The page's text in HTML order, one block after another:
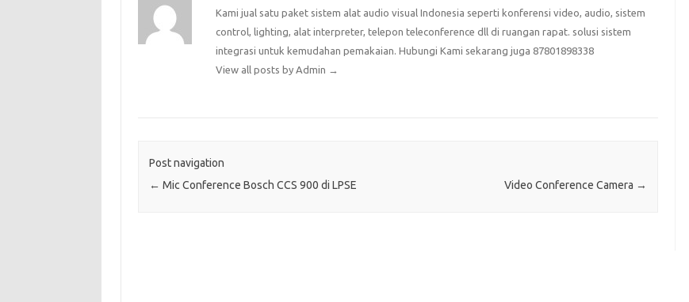
Kami jual satu paket sistem alat audio visual Indonesia seperti konferensi video, audio, sistem
control, lighting, alat interpreter, telepon teleconference dll di ruangan rapat. solusi sistem
integrasi untuk kemudahan pemakaian. Hubungi Kami sekarang juga 87801898338
View all posts by Admin
→
Post navigation
← Mic Conference Bosch CCS 900 di LPSE Video Conference Camera →